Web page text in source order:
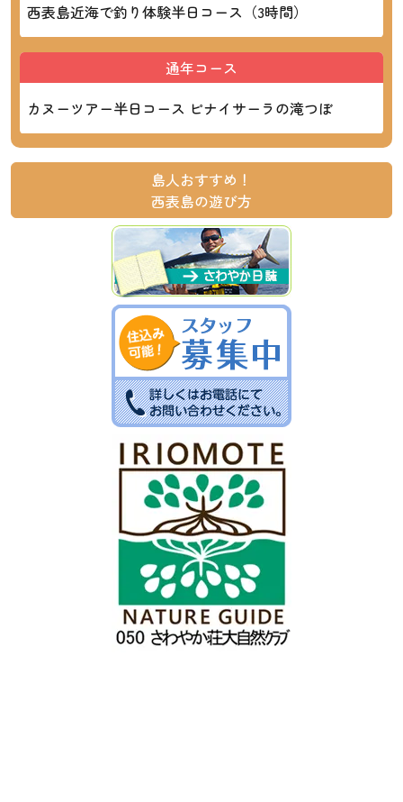
西表島近海で釣り体験半日コース（3時間）
通年コース
カヌーツアー半日コース ピナイサーラの滝つぼ
島人おすすめ！
西表島の遊び方